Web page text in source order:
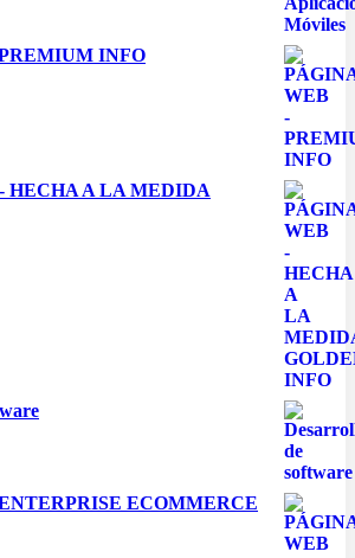
INFO
HECHA A LA MEDIDA
ECOMMERCE